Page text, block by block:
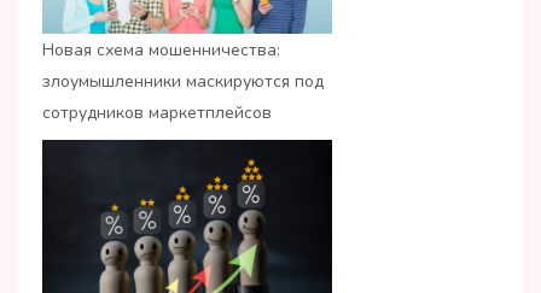
Новая схема мошенничества:
злоумышленники маскируются под
сотрудников маркетплейсов